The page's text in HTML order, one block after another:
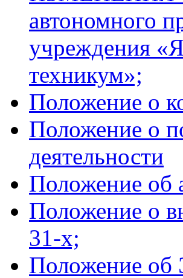
автономного
учреждения
техникум»;
Положение о
Положение о
деятельности
Положение об
Положение о
31-х;
Положение об